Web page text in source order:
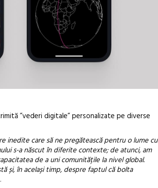
”vederi digitale” personalizate pe diverse
inedite care să ne pregătească pentru o lume cu
s-a născut în diferite contexte; de atunci, am
de a uni comunitățile la nivel global.
și, în același timp, despre faptul că bolta